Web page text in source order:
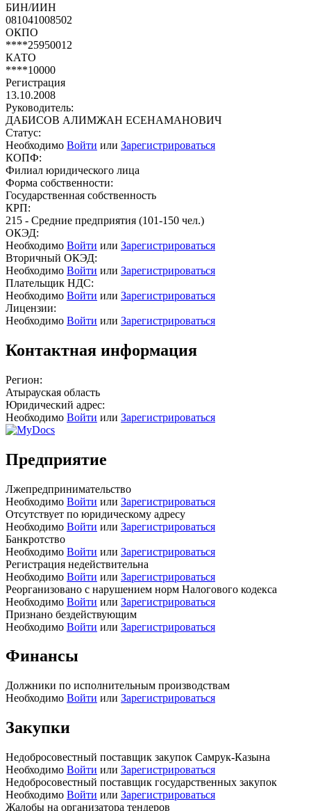
БИН/ИИН
081041008502
ОКПО
****25950012
КАТО
****10000
Регистрация
13.10.2008
Руководитель:
ДАБИСОВ АЛИМЖАН ЕСЕНАМАНОВИЧ
Статус:
Необходимо Войти или Зарегистрироваться
КОПФ:
Филиал юридического лица
Форма собственности:
Государственная собственность
КРП:
215 - Средние предприятия (101-150 чел.)
ОКЭД:
Необходимо Войти или Зарегистрироваться
Вторичный ОКЭД:
Необходимо Войти или Зарегистрироваться
Плательщик НДС:
Необходимо Войти или Зарегистрироваться
Лицензии:
Необходимо Войти или Зарегистрироваться
Контактная информация
Регион:
Атырауская область
Юридический адрес:
Необходимо Войти или Зарегистрироваться
Предприятие
Лжепредпринимательство
Необходимо Войти или Зарегистрироваться
Отсутствует по юридическому адресу
Необходимо Войти или Зарегистрироваться
Банкротство
Необходимо Войти или Зарегистрироваться
Регистрация недействительна
Необходимо Войти или Зарегистрироваться
Реорганизовано с нарушением норм Налогового кодекса
Необходимо Войти или Зарегистрироваться
Признано бездействующим
Необходимо Войти или Зарегистрироваться
Финансы
Должники по исполнительным производствам
Необходимо Войти или Зарегистрироваться
Закупки
Недобросовестный поставщик закупок Самрук-Казына
Необходимо Войти или Зарегистрироваться
Недобросовестный поставщик государственных закупок
Необходимо Войти или Зарегистрироваться
Жалобы на организатора тендеров